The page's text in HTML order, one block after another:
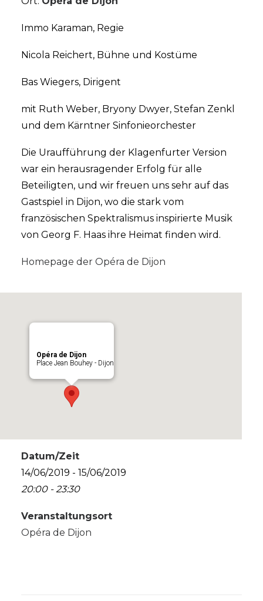
Immo Karaman, Regie
Nicola Reichert, Bühne und Kostüme
Bas Wiegers, Dirigent
mit Ruth Weber, Bryony Dwyer, Stefan Zenkl
und dem Kärntner Sinfonieorchester
Die Uraufführung der Klagenfurter Version
war ein herausragender Erfolg für alle
Beteiligten, und wir freuen uns sehr auf das
Gastspiel in Dijon, wo die stark vom
französischen Spektralismus inspirierte Musik
von Georg F. Haas ihre Heimat finden wird.
Homepage der Opéra de Dijon
Opéra de Dijon
Place Jean Bouhey - Dijon
Datum/Zeit
14/06/2019 - 15/06/2019
20:00 - 23:30
Veranstaltungsort
Opéra de Dijon